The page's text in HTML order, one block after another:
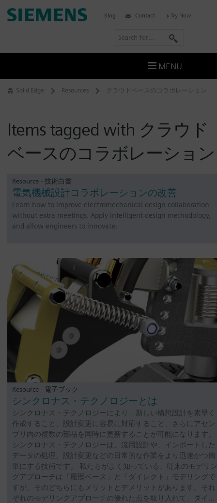
Skip
to
Solid Edge Resources クラウドベースのコラボレーション
Items tagged with クラウド
ベースのコラボレーション
Resource - 技術白書
電気機械設計コラボレーションの改善
Learn how to improve electromechanical design collaboration
without extra meetings. Apply intelligent design methodology,
and allow engineers to innovate.
Resource - 電子ブック
シンクロナス・テクノロジーとは
シンクロナス・テクノロジーにより、新しい構想設計を素早く
作成すること、設計変更に容易に対応すること、さらにアセン
ブリ内の複数の部品を同時に更新することが可能になります。
シンクロナス・テクノロジーは、流用設計や、インポートした
データの処理、設計変更などの日常的な作業をより迅速かつ簡
単にする技術です。 私たちがよく知っている、従来のモデリン
グアプローチは「履歴ベース」と「ダイレクト」モデリングで
すが、そのどちらにもメリットとデメリットがあります。それ
ぞれのモデリングアプローチの優れた点を取り入れて、ダイ…
Siemens
Blog Contact Try Now
r
c
MENU